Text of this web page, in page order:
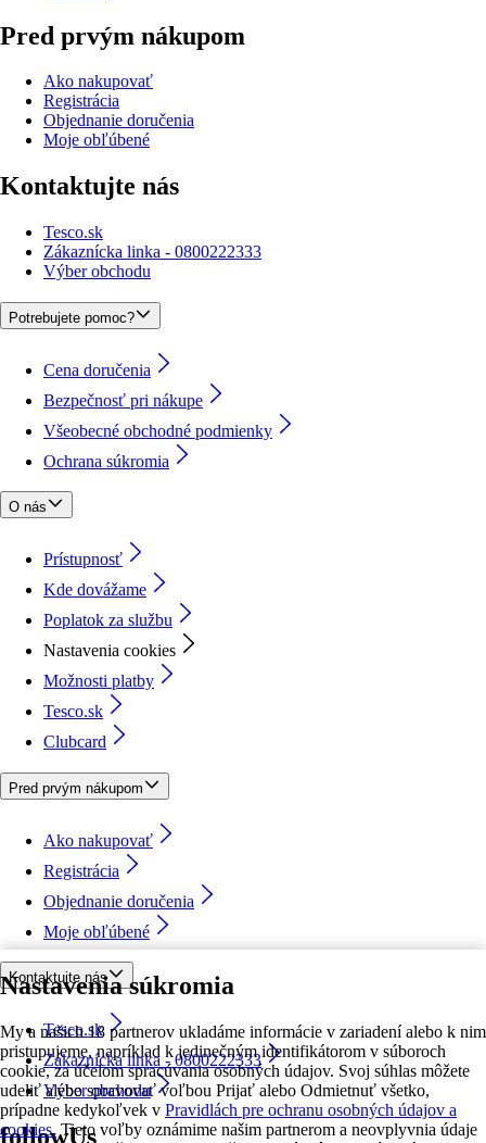
Nastavenia súkromia
My a našich 18 partnerov ukladáme informácie v zariadení alebo k nim
pristupujeme, napríklad k jedinečným identifikátorom v súboroch
cookie, za účelom spracúvania osobných údajov. Svoj súhlas môžete
udeliť alebo spravovať voľbou Prijať alebo Odmietnuť všetko,
prípadne kedykoľvek v Pravidlách pre ochranu osobných údajov a
cookies. Tieto voľby oznámime našim partnerom a neovplyvnia údaje
Pred prvým nákupom
Ako nakupovať
Registrácia
Objednanie doručenia
Moje obľúbené
Kontaktujte nás
Tesco.sk
Zákaznícka linka - 0800222333
Výber obchodu
Potrebujete pomoc?
Cena doručenia
Bezpečnosť pri nákupe
Všeobecné obchodné podmienky
Ochrana súkromia
O nás
Prístupnosť
Kde dovážame
Poplatok za službu
Nastavenia cookies
Možnosti platby
Tesco.sk
Clubcard
Pred prvým nákupom
Ako nakupovať
Registrácia
Objednanie doručenia
Moje obľúbené
Kontaktujte nás
Tesco.sk
Zákaznícka linka - 0800222333
Výber obchodu
followUs